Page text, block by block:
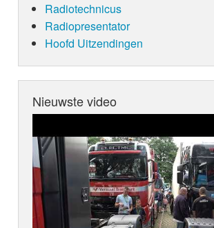
Radiotechnicus
Radiopresentator
Hoofd Uitzendingen
Nieuwste video